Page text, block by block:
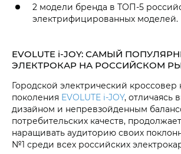
2 модели бренда в ТОП-5
электрифицированных моделей.
EVOLUTE i‑JOY: САМЫЙ
ЭЛЕКТРОКАР НА РОССИЙСКОМ
Городской электрический кроссовер
поколения EVOLUTE i‑JOY, отличаясь
дизайном и непревзойденным
потребительских качеств,
наращивать аудиторию своих
№1 среди всех российских